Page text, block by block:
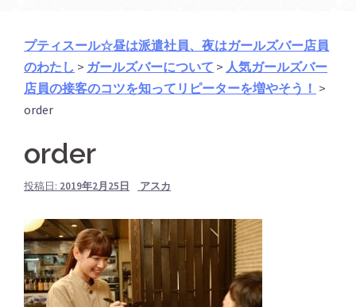
プティスール☆昼は派遣社員、夜はガールズバー店員
のわたし > ガールズバーについて > 人気ガールズバー
店員の接客のコツを知ってリピーターを増やそう！ >
order
order
投稿日: 2019年2月25日 アスカ